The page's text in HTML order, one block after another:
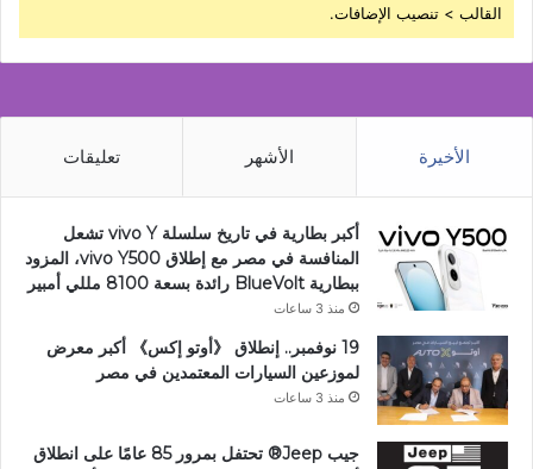
القالب > تنصيب الإضافات.
الأخيرة الأشهر تعليقات
أكبر بطارية في تاريخ سلسلة vivo Y تشعل
المنافسة في مصر مع إطلاق vivo Y500، المزود
ببطارية BlueVolt رائدة بسعة 8100 مللي أمبير
منذ 3 ساعات
19 نوفمبر.. إنطلاق 《أوتو إكس》 أكبر معرض
لموزعين السيارات المعتمدين في مصر
منذ 3 ساعات
جيب Jeep®️ تحتفل بمرور 85 عامًا على انطلاق